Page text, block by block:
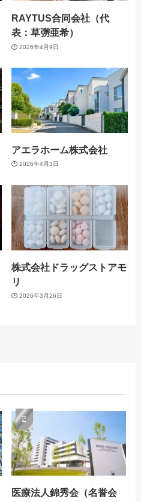
RAYTUS合同会社（代
表：草彅亜希）
2026年4月9日
アエラホーム株式会社
2026年4月3日
株式会社ドラッグストアモ
リ
2026年3月26日
医療法人錦秀会（名誉会